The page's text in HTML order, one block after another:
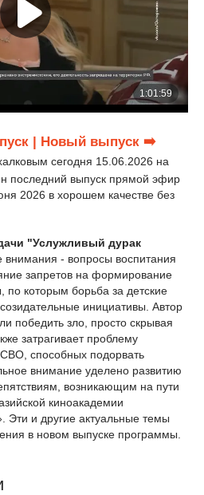
| Новый выпуск ➡️
сегодня 15.06.2026 на
последний выпуск прямой эфир
2026 в хорошем качестве без
"Услужливый дурак
внимания - вопросы воспитания
запретов на формирование
по которым борьба за детские
инициативы. Автор
победить зло, просто скрывая
затрагивает проблему
способных подорвать
внимание уделено развитию
возникающим на пути
киноакадемии
Эти и другие актуальные темы
в новом выпуске программы.